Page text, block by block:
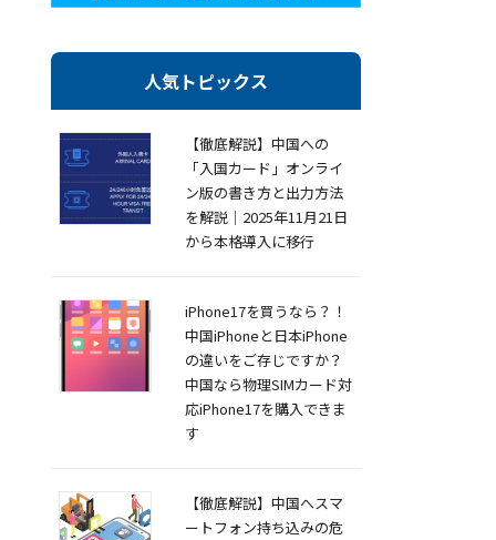
人気トピックス
【徹底解説】中国への
「入国カード」オンライ
ン版の書き方と出力方法
を解説｜2025年11月21日
から本格導入に移行
iPhone17を買うなら？！
中国iPhoneと日本iPhone
の違いをご存じですか？
中国なら物理SIMカード対
応iPhone17を購入できま
す
【徹底解説】中国へスマ
ートフォン持ち込みの危